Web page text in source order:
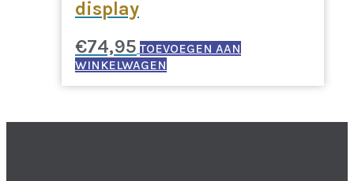
display
€74,95 TOEVOEGEN AAN
WINKELWAGEN